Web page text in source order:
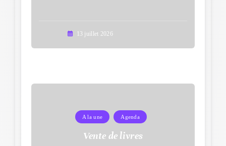
13 juillet 2026
A la une Agenda
Vente de livres